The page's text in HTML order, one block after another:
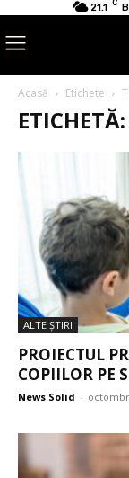
21.1 C
Acasă Etichete
ALTE ŞTIRI
PROIECTUL
COPIILOR PE
News Solid -